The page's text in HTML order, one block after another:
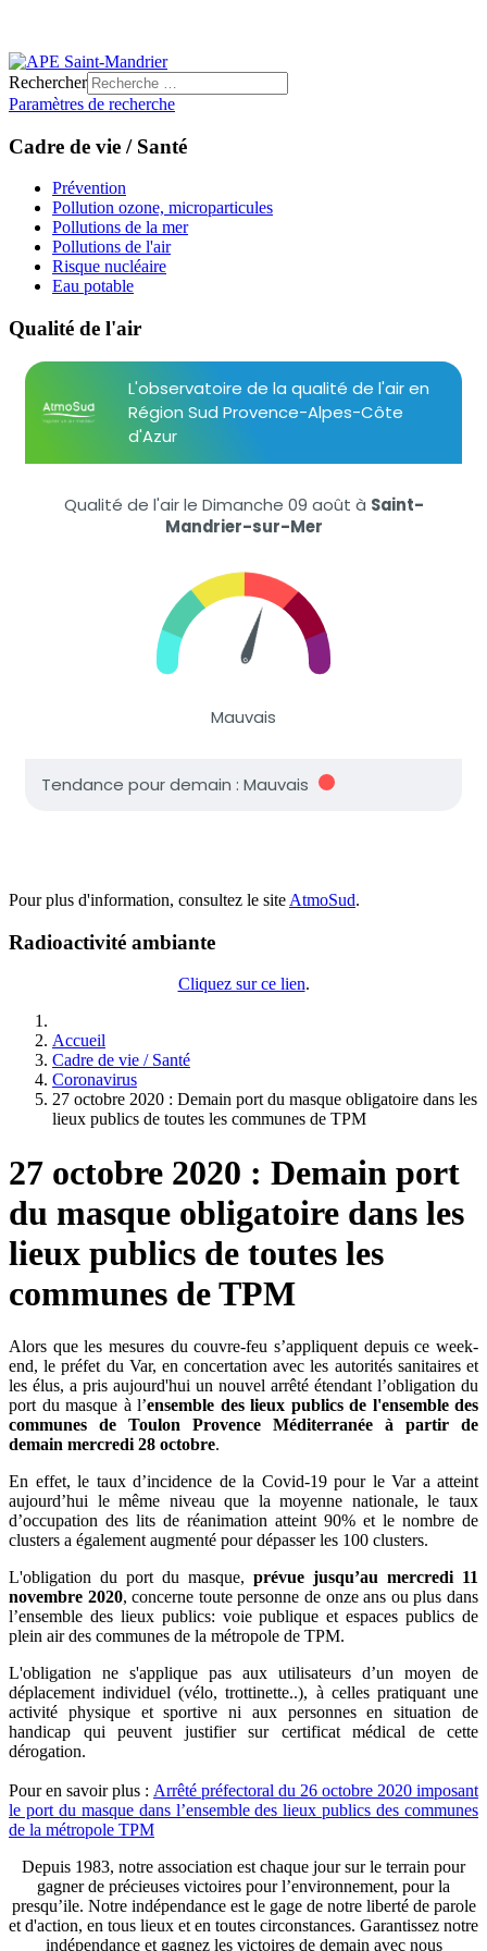
Rechercher
Paramètres de recherche
Cadre de vie / Santé
Prévention
Pollution ozone, microparticules
Pollutions de la mer
Pollutions de l'air
Risque nucléaire
Eau potable
Qualité de l'air
Pour plus d'information, consultez le site AtmoSud.
Radioactivité ambiante
Cliquez sur ce lien.
Accueil
Cadre de vie / Santé
Coronavirus
27 octobre 2020 : Demain port du masque obligatoire dans les
lieux publics de toutes les communes de TPM
27 octobre 2020 : Demain port
du masque obligatoire dans les
lieux publics de toutes les
communes de TPM
Alors que les mesures du couvre-feu s’appliquent depuis ce week-
end, le préfet du Var, en concertation avec les autorités sanitaires et
les élus, a pris aujourd'hui un nouvel arrêté étendant l’obligation du
port du masque à l’ensemble des lieux publics de l'ensemble des
communes de Toulon Provence Méditerranée à partir de
demain mercredi 28 octobre.
En effet, le taux d’incidence de la Covid-19 pour le Var a atteint
aujourd’hui le même niveau que la moyenne nationale, le taux
d’occupation des lits de réanimation atteint 90% et le nombre de
clusters a également augmenté pour dépasser les 100 clusters.
L'obligation du port du masque, prévue jusqu’au mercredi 11
novembre 2020, concerne toute personne de onze ans ou plus dans
l’ensemble des lieux publics: voie publique et espaces publics de
plein air des communes de la métropole de TPM.
L'obligation ne s'applique pas aux utilisateurs d’un moyen de
déplacement individuel (vélo, trottinette..), à celles pratiquant une
activité physique et sportive ni aux personnes en situation de
handicap qui peuvent justifier sur certificat médical de cette
dérogation.
Pour en savoir plus : Arrêté préfectoral du 26 octobre 2020 imposant
le port du masque dans l’ensemble des lieux publics des communes
de la métropole TPM
Depuis 1983, notre association est chaque jour sur le terrain pour
gagner de précieuses victoires pour l’environnement, pour la
presqu’ile. Notre indépendance est le gage de notre liberté de parole
et d'action, en tous lieux et en toutes circonstances. Garantissez notre
indépendance et gagnez les victoires de demain avec nous